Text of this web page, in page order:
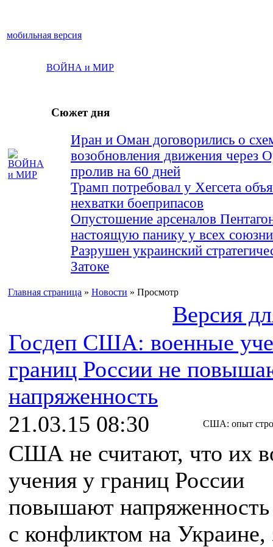
мобильная версия
ВОЙНА и МИР
Сюжет дня
Иран и Оман договорились о
возобновления движения через
пролив на 60 дней
Трамп потребовал у Хегсета
нехватки боеприпасов
Опустошение арсеналов
настоящую панику у всех
Разрушен украинский
Затоке
Главная страница » Новости » Просмотр
Версия
Госдеп США: военные
границ России не
напряженность
21.03.15 08:30
США: опыт
США не считают, что их
учения у границ России
повышают напряженность
с конфликтом на Украине,